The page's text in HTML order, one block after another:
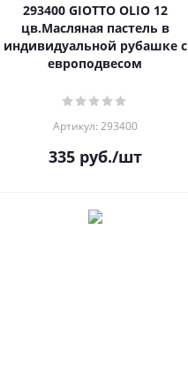
293400 GIOTTO OLIO 12
цв.Масляная пастель в
индивидуальной рубашке с
европодвесом
Артикул: 293400
335руб./шт